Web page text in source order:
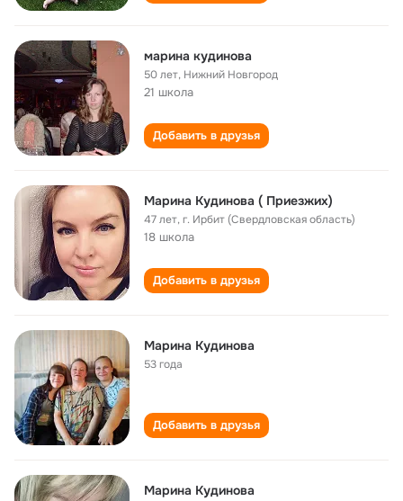
марина кудинова
50 лет, Нижний Новгород
21 школа
Добавить в друзья
Марина Кудинова ( Приезжих)
47 лет,г. Ирбит (Свердловская область)
18 школа
Добавить в друзья
Марина Кудинова
53 года
Добавить в друзья
Марина Кудинова